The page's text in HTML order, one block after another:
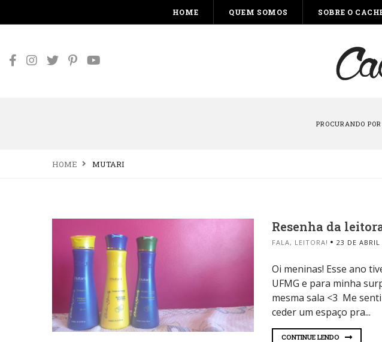
HOME QUEM SOMOS SOBRE O
PROCURANDO
HOME MUTARI
Resenha da
FALA, LEITORA! 23 DE
Oi meninas! Esse ano
UFMG e para minha
mesma sala <3 Me
ceder um espaço pra...
CONTINUE LENDO